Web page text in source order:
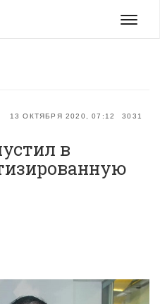
Меню
13 ОКТЯБРЯ 2020, 07:12 3031
в